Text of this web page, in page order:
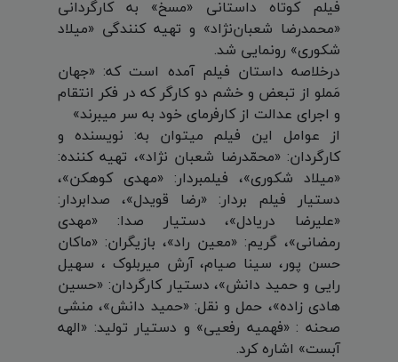
فیلم کوتاه داستانی «مسخ» به کارگردانی
«محمدرضا شعبان‌نژاد» و تهیه کنندگی «میلاد
شکوری» رونمایی شد.
درخلاصه داستان فیلم آمده است که: «جهان
مَملو از تبعض و خشم دو کارگر که در فکر انتقام
و اجرای عدالت از کارفرمای خود به سر میبرند»
از عوامل این فیلم میتوان به: نویسنده و
کارگردان: «محمّدرضا شعبان نژاد»، تهیه کننده:
«میلاد شکوری»، فیلمبردار: «مهدی کوهکن»،
دستیار فیلم بردار: «رضا قویدل»، صدابردار:
«علیرضا دریادل»، دستیار صدا: «مهدی
رمضانی»، گریم: «معین راد»، بازیگران: «ماکان
حسن پور، سینا صیام، آرش میربلوک ، سهیل
رایی و حمید دانش»، دستیار کارگردان: «حسین
هادی زاده»، حمل و نقل: «حمید دانش»، منشی
صحنه : «فهمیه رفعیی» و دستیار تولید: «الهه
آبست» اشاره کرد.